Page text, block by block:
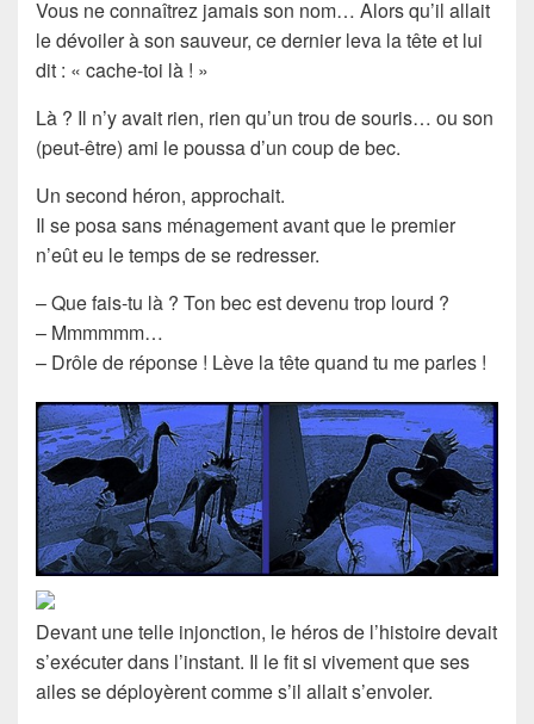
Vous ne connaîtrez jamais son nom… Alors qu’il allait
le dévoiler à son sauveur, ce dernier leva la tête et lui
dit : « cache-toi là ! »
Là ? Il n’y avait rien, rien qu’un trou de souris… ou son
(peut-être) ami le poussa d’un coup de bec.
Un second héron, approchait.
Il se posa sans ménagement avant que le premier
n’eût eu le temps de se redresser.
– Que fais-tu là ? Ton bec est devenu trop lourd ?
– Mmmmmm…
– Drôle de réponse ! Lève la tête quand tu me parles !
Devant une telle injonction, le héros de l’histoire devait
s’exécuter dans l’instant. Il le fit si vivement que ses
ailes se déployèrent comme s’il allait s’envoler.